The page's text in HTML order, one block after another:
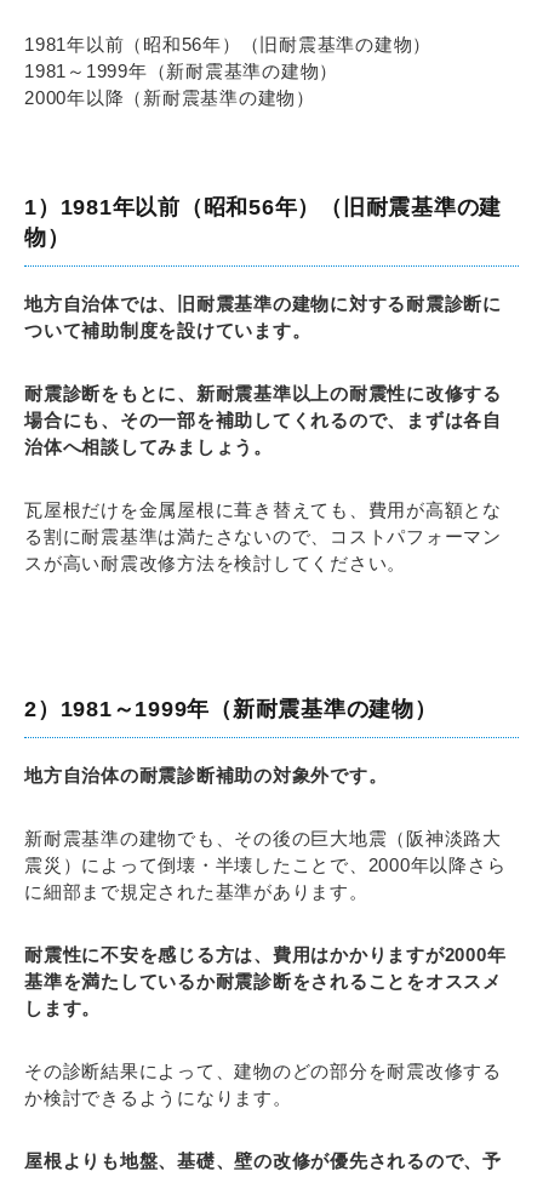
1981年以前（昭和56年）（旧耐震基準の建物）
1981～1999年（新耐震基準の建物）
2000年以降（新耐震基準の建物）
1）1981年以前（昭和56年）（旧耐震基準の建
物）
地方自治体では、旧耐震基準の建物に対する耐震診断に
ついて補助制度を設けています。
耐震診断をもとに、新耐震基準以上の耐震性に改修する
場合にも、その一部を補助してくれるので、まずは各自
治体へ相談してみましょう。
瓦屋根だけを金属屋根に葺き替えても、費用が高額とな
る割に耐震基準は満たさないので、コストパフォーマン
スが高い耐震改修方法を検討してください。
2）1981～1999年（新耐震基準の建物）
地方自治体の耐震診断補助の対象外です。
新耐震基準の建物でも、その後の巨大地震（阪神淡路大
震災）によって倒壊・半壊したことで、2000年以降さら
に細部まで規定された基準があります。
耐震性に不安を感じる方は、費用はかかりますが2000年
基準を満たしているか耐震診断をされることをオススメ
します。
その診断結果によって、建物のどの部分を耐震改修する
か検討できるようになります。
屋根よりも地盤、基礎、壁の改修が優先されるので、予